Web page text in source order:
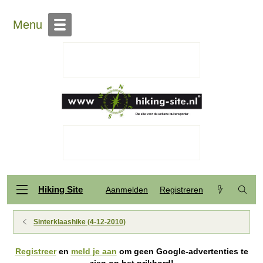
Menu
Hiking Site Aanmelden Registreren
Sinterklaashike (4-12-2010)
Registreeren meld je aan om geen Google-advertenties te